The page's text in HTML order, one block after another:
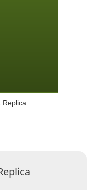
Replica